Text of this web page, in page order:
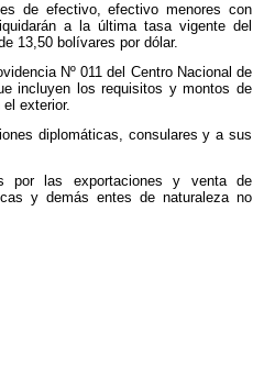
de efectivo, efectivo menores con
a la última tasa vigente del
13,50 bolívares por dólar.
Nº 011 del Centro Nacional de
incluyen los requisitos y montos de
exterior.
diplomáticas, consulares y a sus
por las exportaciones y venta de
y demás entes de naturaleza no